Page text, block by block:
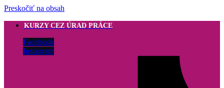
Preskočiť na obsah
KURZY CEZ ÚRAD PRÁCE
Facebook
Instagram